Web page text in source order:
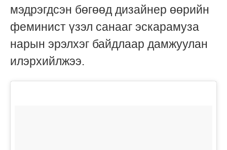
мэдрэгдсэн бөгөөд дизайнер өөрийн
феминист үзэл санааг эскарамуза
нарын эрэлхэг байдлаар дамжуулан
илэрхийлжээ.